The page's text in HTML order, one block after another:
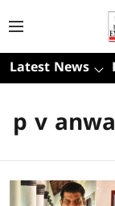
Latest News
p v